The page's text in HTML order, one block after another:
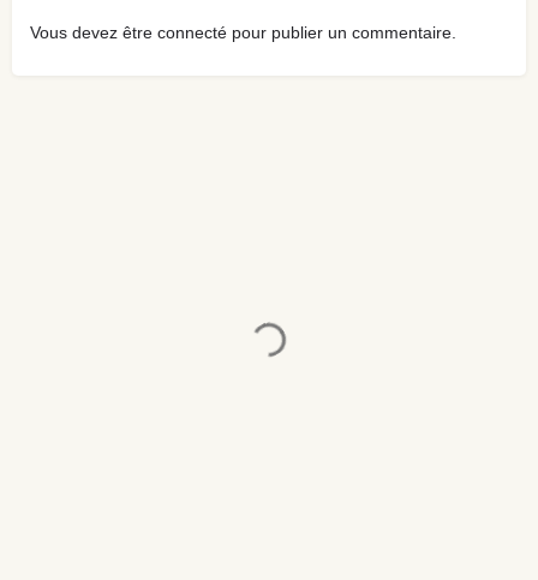
Vous devez être connecté pour publier un commentaire.